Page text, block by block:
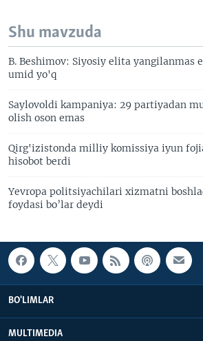
Shu mavzuda
B. Beshimov: Siyosiy elita yangilanmas
umid yo'q
Saylovoldi kampaniya: 29 partiyadan
olish oson emas
Qirg'izistonda milliy komissiya iyun
hisobot berdi
Yevropa politsiyachilari xizmatni
foydasi bo’lar deydi
BO'LIMLAR
MULTIMEDIA